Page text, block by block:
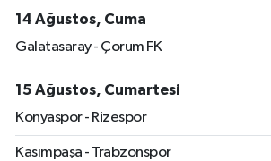
14 Ağustos, Cuma
Galatasaray - Çorum FK
15 Ağustos, Cumartesi
Konyaspor - Rizespor
Kasımpaşa - Trabzonspor